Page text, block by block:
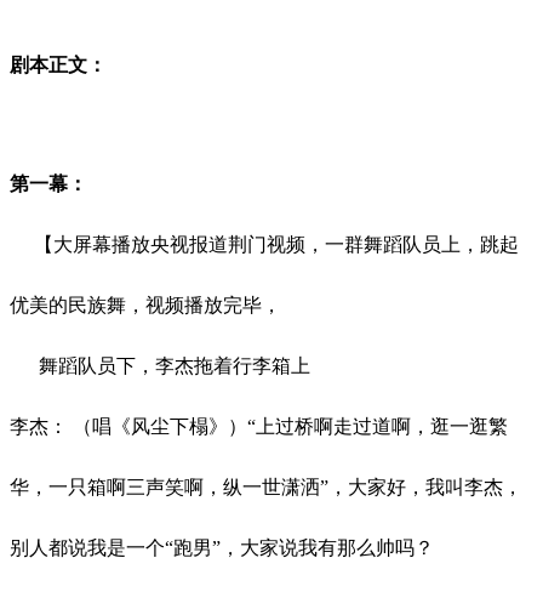
剧本正文：
第一幕：
【大屏幕播放央视报道荆门视频，一群舞蹈队员上，跳起
优美的民族舞，视频播放完毕，
舞蹈队员下，李杰拖着行李箱上
李杰： （唱《风尘下榻》） “上过桥啊走过道啊，逛一逛繁
华，一只箱啊三声笑啊，纵一世潇洒”，大家好，我叫李杰，
别人都说我是一个“跑男”，大家说我有那么帅吗？